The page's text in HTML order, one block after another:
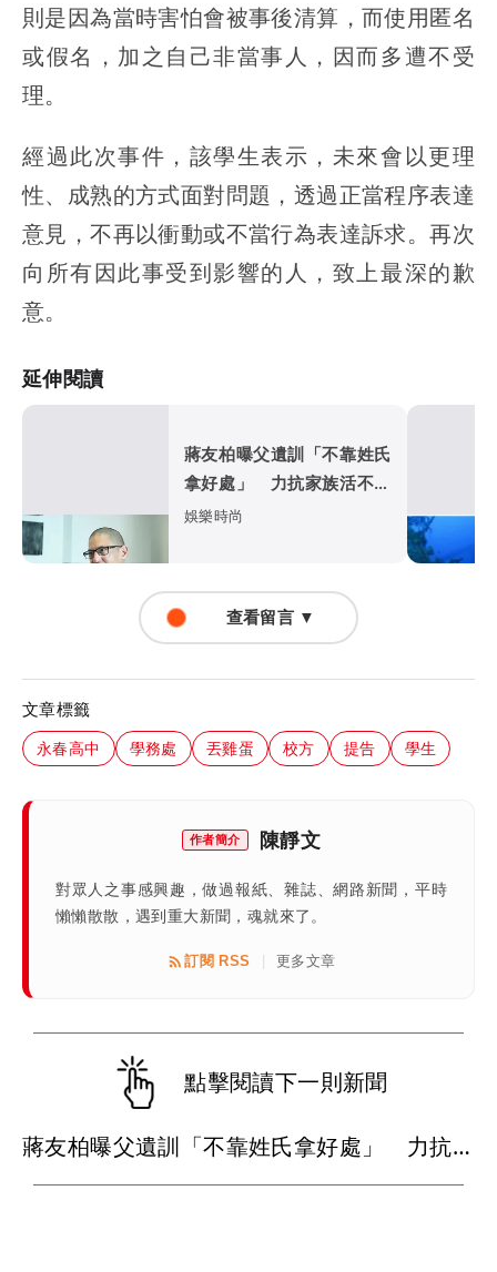
則是因為當時害怕會被事後清算，而使用匿名
或假名，加之自己非當事人，因而多遭不受
理。
經過此次事件，該學生表示，未來會以更理
性、成熟的方式面對問題，透過正當程序表達
意見，不再以衝動或不當行為表達訴求。再次
向所有因此事受到影響的人，致上最深的歉
意。
延伸閱讀
蔣友柏曝父遺訓「不靠姓氏
拿好處」 力抗家族活不過
50歲魔咒
娛樂時尚
查看留言 ▼
文章標籤
永春高中 學務處 丟雞蛋 校方 提告 學生
作者簡介 陳靜文
對眾人之事感興趣，做過報紙、雜誌、網路新聞，平時
懶懶散散，遇到重大新聞，魂就來了。
訂閱 RSS 更多文章
點擊閱讀下一則新聞
蔣友柏曝父遺訓「不靠姓氏拿好處」 力抗家族活不過50歲魔咒